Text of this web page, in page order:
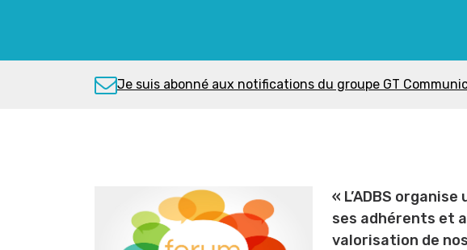
Je suis abonné aux notifications du groupe GT
« L’ADBS
ses adhérents et
valorisation de